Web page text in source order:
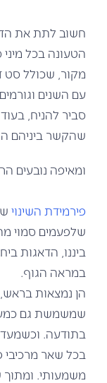
חשוב לתת את
הטעונה בכל
מקור, שכולל סט
עם השנים
סביר להניח,
שהקשר ביניהם
ומאיפה נובעים
פירמידת השינוי
שלפעמים סמוי
ביננו, הדאגות
במראה הגוף.
הן נמצאות
שמשמשת גם
בתודעה.
בכל שאר מרכיבי
משמעותי.